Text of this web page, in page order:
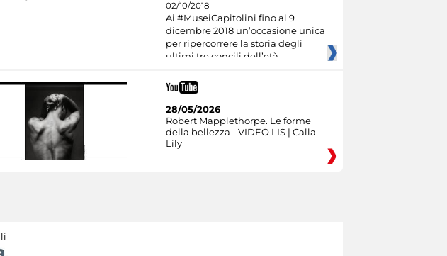
02/10/2018
Ai #MuseiCapitolini fino al 9
dicembre 2018 un’occasione unica
per ripercorrere la storia degli
ultimi tre concili dell’età
28/05/2026
Robert Mapplethorpe. Le forme
della bellezza - VIDEO LIS | Calla
Lily